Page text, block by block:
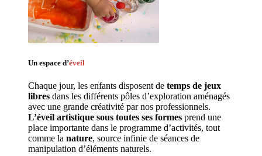
Un espace d’éveil
Chaque jour, les enfants disposent de temps de jeux
libres dans les différents pôles d’exploration aménagés
L’éveil artistique sous toutes ses formes prend une
place importante dans le programme d’activités, tout
comme la nature, source infinie de séances de
manipulation d’éléments naturels.